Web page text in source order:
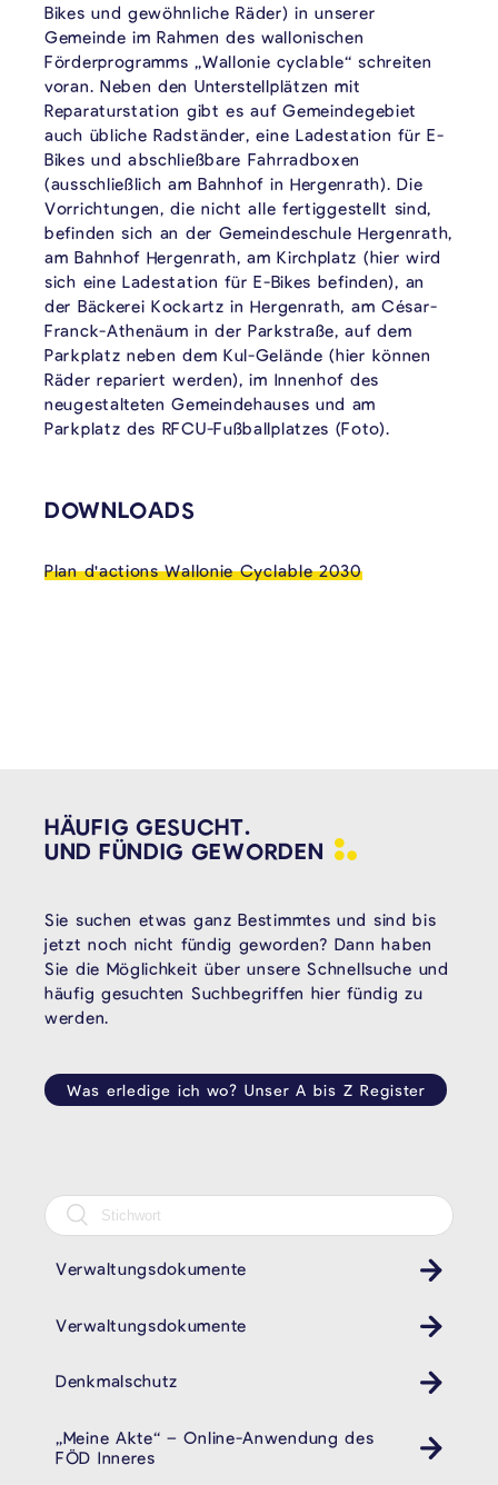
Bikes und gewöhnliche Räder) in unserer
Gemeinde im Rahmen des wallonischen
Förderprogramms „Wallonie cyclable“ schreiten
voran. Neben den Unterstellplätzen mit
Reparaturstation gibt es auf Gemeindegebiet
auch übliche Radständer, eine Ladestation für E-
Bikes und abschließbare Fahrradboxen
(ausschließlich am Bahnhof in Hergenrath). Die
Vorrichtungen, die nicht alle fertiggestellt sind,
befinden sich an der Gemeindeschule Hergenrath,
am Bahnhof Hergenrath, am Kirchplatz (hier wird
sich eine Ladestation für E-Bikes befinden), an
der Bäckerei Kockartz in Hergenrath, am César-
Franck-Athenäum in der Parkstraße, auf dem
Parkplatz neben dem Kul-Gelände (hier können
Räder repariert werden), im Innenhof des
neugestalteten Gemeindehauses und am
Parkplatz des RFCU-Fußballplatzes (Foto).
VERKNÜPFTE INHALTE
DOWNLOADS
Plan d'actions Wallonie Cyclable 2030
HÄUFIG GESUCHT.
UND FÜNDIG GEWORDEN
Sie suchen etwas ganz Bestimmtes und sind bis
jetzt noch nicht fündig geworden? Dann haben
Sie die Möglichkeit über unsere Schnellsuche und
häufig gesuchten Suchbegriffen hier fündig zu
werden.
Was erledige ich wo? Unser A bis Z Register
Verwaltungsdokumente
Verwaltungsdokumente
Denkmalschutz
„Meine Akte“ – Online-Anwendung des
FÖD Inneres